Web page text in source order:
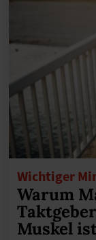
Wichtiger
Warum
Muskel